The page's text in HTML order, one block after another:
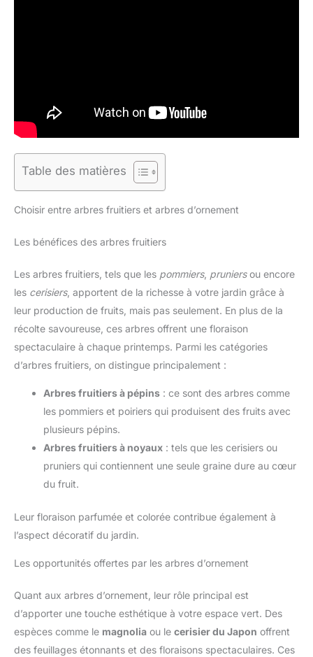
Table des matières
Choisir entre arbres fruitiers et arbres d’ornement
Les bénéfices des arbres fruitiers
Les arbres fruitiers, tels que les pommiers, pruniersou encore
les cerisiers, apportent de la richesse à votre jardin grâce à
leur production de fruits, mais pas seulement. En plus de la
récolte savoureuse, ces arbres offrent une floraison
spectaculaire à chaque printemps. Parmi les catégories
d’arbres fruitiers, on distingue principalement :
Arbres fruitiers à pépins : ce sont des arbres comme
les pommiers et poiriers qui produisent des fruits avec
plusieurs pépins.
Arbres fruitiers à noyaux : tels que les cerisiers ou
pruniers qui contiennent une seule graine dure au cœur
du fruit.
Leur floraison parfumée et colorée contribue également à
l’aspect décoratif du jardin.
Les opportunités offertes par les arbres d’ornement
Quant aux arbres d’ornement, leur rôle principal est
d’apporter une touche esthétique à votre espace vert. Des
espèces comme le magnolia ou le cerisier du Japon offrent
des feuillages étonnants et des floraisons spectaculaires. Ces